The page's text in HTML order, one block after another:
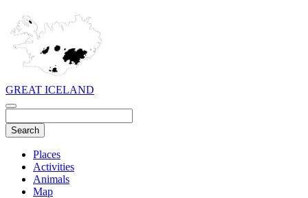
GREAT ICELAND
Places
Activities
Animals
Map